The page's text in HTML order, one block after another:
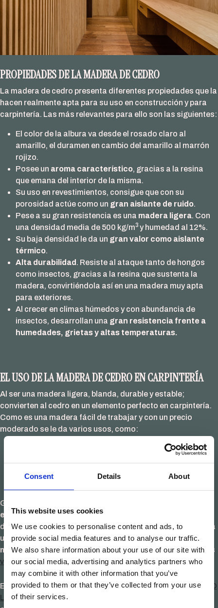
Consent Details About
This website uses cookies
We use cookies to personalise content and ads, to
provide social media features and to analyse our traffic.
We also share information about your use of our site with
our social media, advertising and analytics partners who
may combine it with other information that you’ve
provided to them or that they’ve collected from your use
of their services.
PROPIEDADES DE LA MADERA DE CEDRO
La madera de cedro presenta diferentes propiedades que la
hacen realmente apta para su uso en construcción y para
carpintería. Las más relevantes para ello son las siguientes:
El color de la albura va desde el rosado claro al
amarillo, el duramen en cambio del amarillo al marrón
rojizo.
Posee un aroma característico, gracias a la resina
que emana del interior de la misma.
Su uso en revestimientos, consigue que con su
porosidad actúe como un gran aislante de ruido.
Pese a su gran resistencia es una madera ligera. Con
una densidad media de 500 kg/m3 y humedad al 12%.
Su baja densidad le da un gran valor como aislante
térmico.
Alta durabilidad . Resiste al ataque tanto de hongos
como insectos, gracias a la resina que sustenta la
madera, convirtiéndola así en una madera muy apta
para exteriores.
Al crecer en climas húmedos y con abundancia de
insectos, desarrollan una gran resistencia frente a
humedades, grietas y altas temperaturas.
EL USO DE LA MADERA DE CEDRO EN CARPINTERÍA
Al ser una madera ligera, blanda, durable y estable;
convierten al cedro en un elemento perfecto en carpintería.
Como es una madera fácil de trabajar y con un precio
moderado se le da varios usos, como:
Fabricación de mobiliario de alta calidad.
Objetos artesanales como instrumentos y juguetes.
Gracias a su virtud principal, la dureza, consigue tener un
excelente comportamiento en exteriores
debido a su gran robustez y precio moderado, hace que sea
un material muy demandado para la fabricación de
mobiliario exterior y estructuras. Véase el caso de nuestras
ventanas de madera, especialmente la gamaENERGYTEK
En Carpintek Group , en colaboración estratégica conSIERO
LAM, utilizamos la madera de cedro para cumplir con los